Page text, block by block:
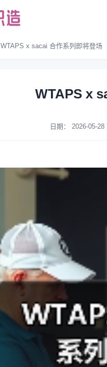
WTAPS x sacai 合作系列即将登场
WTAPS x
日期： 2026-05-28